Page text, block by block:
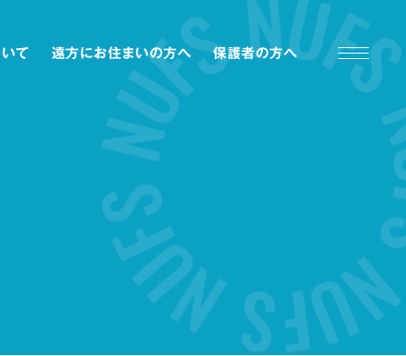
て 遠方にお住まいの方へ 保護者の方へ